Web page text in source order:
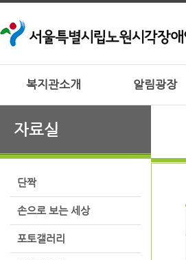
복지관소개 알림광장
자료실
단짝
손으로 보는 세상
포토갤러리